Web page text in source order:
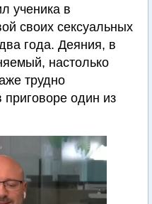
ученика в
своих сексуальных
года. Деяния, в
настолько
трудно
приговоре один из